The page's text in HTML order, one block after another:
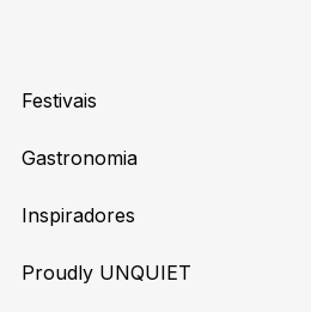
Festivais
Gastronomia
Inspiradores
Proudly UNQUIET